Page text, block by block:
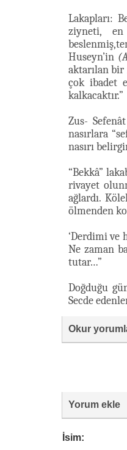
Lakapları:
ziyneti,
Huseyn’in
aktarılan bir
çok ibadet
kalkacaktır.”
Zus-
nasırlara
nasırı
“Bekkâ”
rivayet
ağlardı.
ölmenden
‘Derdimi ve
Ne zaman
tutar…”
Doğduğu
Secde
Okur
Yorum ekle
İsim: